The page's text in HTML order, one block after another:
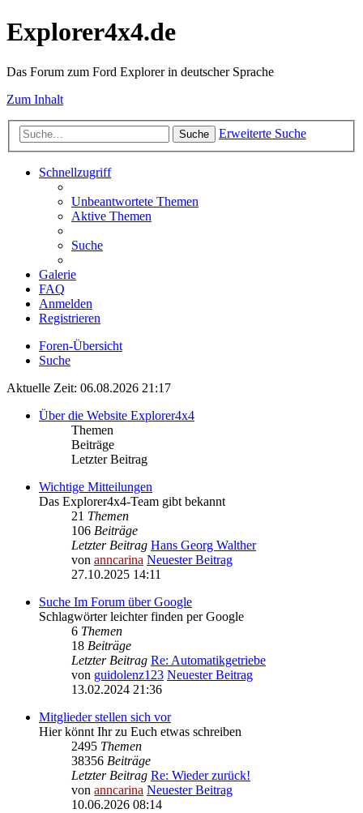
Explorer4x4.de
Das Forum zum Ford Explorer in deutscher Sprache
Zum Inhalt
Suche Erweiterte Suche
Schnellzugriff
Unbeantwortete Themen
Aktive Themen
Suche
Galerie
FAQ
Anmelden
Registrieren
Foren-Übersicht
Suche
Aktuelle Zeit: 06.08.2026 21:17
Über die Website Explorer4x4
Themen
Beiträge
Letzter Beitrag
Wichtige Mitteilungen
Das Explorer4x4-Team gibt bekannt
21 Themen
106 Beiträge
Letzter Beitrag Hans Georg Walther
von anncarina Neuester Beitrag
27.10.2025 14:11
Suche Im Forum über Google
Schlagwörter leichter finden per Google
6 Themen
18 Beiträge
Letzter Beitrag Re: Automatikgetriebe
von guidolenz123 Neuester Beitrag
13.02.2024 21:36
Mitglieder stellen sich vor
Hier könnt Ihr zu Euch etwas schreiben
2495 Themen
38356 Beiträge
Letzter Beitrag Re: Wieder zurück!
von anncarina Neuester Beitrag
10.06.2026 08:14